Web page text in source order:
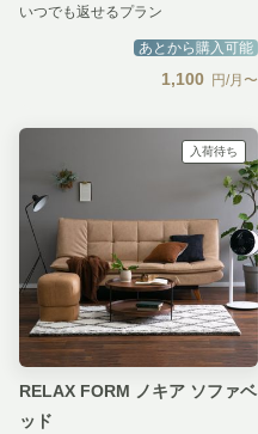
いつでも返せるプラン
あとから購入可能
1,100 円/月〜
入荷待ち
RELAX FORM ノキア ソファベ
ッド